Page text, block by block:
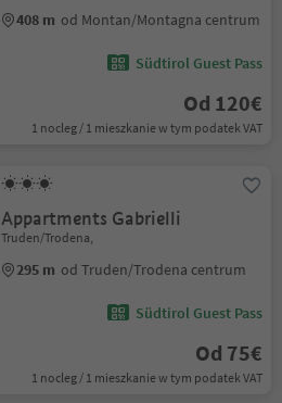
408 m od Montan/Montagna centrum
Südtirol Guest Pass
Od 120€
1 nocleg / 1 mieszkanie w tym podatek VAT
Appartments Gabrielli
Truden/Trodena,
295 m od Truden/Trodena centrum
Südtirol Guest Pass
Od 75€
1 nocleg / 1 mieszkanie w tym podatek VAT